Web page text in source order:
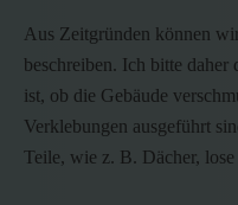
Aus Zeitgründen können
beschreiben. Ich bitte
ist, ob die Gebäude
Verklebungen ausgeführt
Teile, wie z. B. Dächer,